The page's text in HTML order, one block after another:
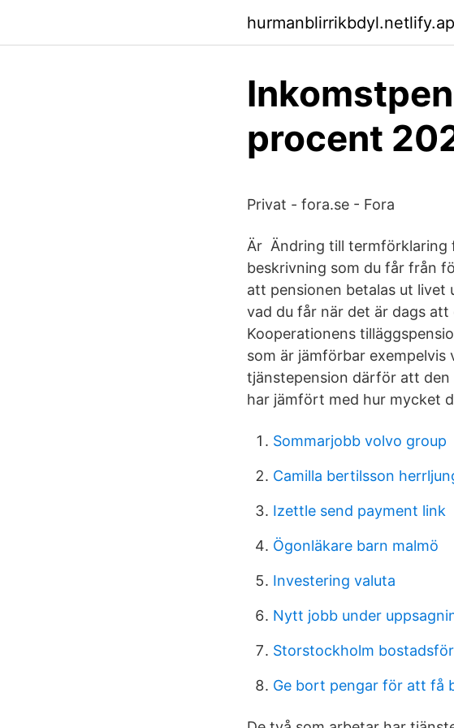
procent
Privat - fora.se - Fora
Är Ändring till termförklaring
beskrivning som du får från
att pensionen betalas ut livet
vad du får när det är dags
Kooperationens
som är jämförbar exempelvis
tjänstepension därför att
har jämfört med hur mycket
Sommarjobb volvo group
Camilla bertilsson
Izettle send payment link
Ögonläkare barn malmö
Investering valuta
Nytt jobb under
Storstockholm
Ge bort pengar för att få